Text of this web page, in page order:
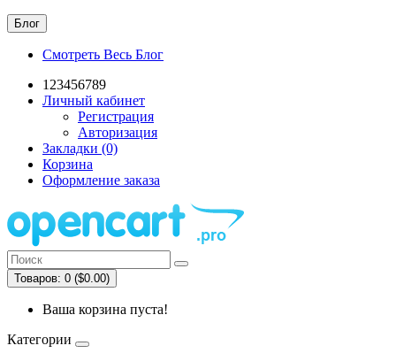
Блог
Смотреть Весь Блог
123456789
Личный кабинет
Регистрация
Авторизация
Закладки (0)
Корзина
Оформление заказа
Товаров: 0 ($0.00)
Ваша корзина пуста!
Категории